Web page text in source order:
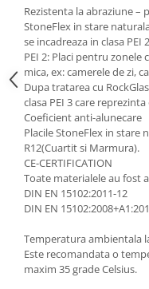
Rezistenta la abraziune
StoneFlex in stare
se incadreaza in clasa PEI
PEI 2: Placi pentru
mica, ex: camerele de zi,
Dupa tratarea cu
clasa PEI 3 care
Coeficient anti-alunecare
Placile StoneFlex in stare
R12(Cuartit si Marmura).
CE-CERTIFICATION
Toate materialele au fost
DIN EN 15102:2011-12
DIN EN
Temperatura ambientala
Este recomandata o
maxim 35 grade Celsius.